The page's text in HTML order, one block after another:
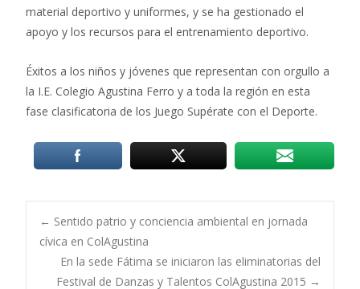
material deportivo y uniformes, y se ha gestionado el
apoyo y los recursos para el entrenamiento deportivo.
Éxitos a los niños y jóvenes que representan con orgullo a
la I.E. Colegio Agustina Ferro y a toda la región en esta
fase clasificatoria de los Juego Supérate con el Deporte.
Post
← Sentido patrio y conciencia ambiental en jornada
cívica en ColAgustina
En la sede Fátima se iniciaron las eliminatorias del
Festival de Danzas y Talentos ColAgustina 2015 →